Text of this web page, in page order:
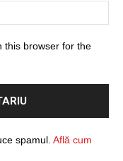
this browser for the
spamul. Află cum